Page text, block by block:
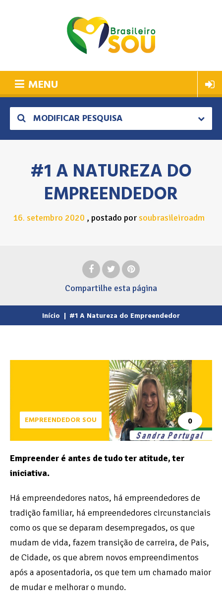
MENU
MODIFICAR PESQUISA
#1 A NATUREZA DO
EMPREENDEDOR
16. setembro 2020 postado porsoubrasileiroadm
Compartilhe esta página
Início | #1 A Natureza do Empreendedor
EMPREENDEDOR SOU 0
Empreender é antes de tudo ter atitude, ter
iniciativa.
Há empreendedores natos, há empreendedores de
tradição familiar, há empreendedores circunstanciais
como os que se deparam desempregados, os que
mudam de vida, fazem transição de carreira, de Pais,
de Cidade, os que abrem novos empreendimentos
após a aposentadoria, os que tem um chamado maior
de mudar e melhorar o mundo.